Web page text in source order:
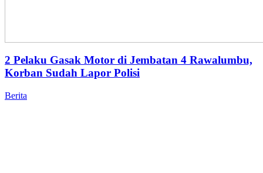
2 Pelaku Gasak Motor di Jembatan 4 Rawalumbu,
Korban Sudah Lapor Polisi
Berita